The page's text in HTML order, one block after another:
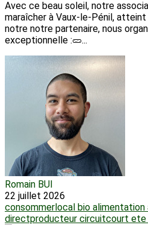
Avec ce beau soleil, notre
maraîcher à Vaux-le-Pénil,
notre notre partenaire, nous
exceptionnelle :🥒...
Romain BUI
22 juillet 2026
consommerlocal bio alimentation
directproducteur circuitcourt ete